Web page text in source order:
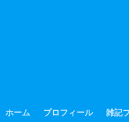
ホーム プロフィール 雑記